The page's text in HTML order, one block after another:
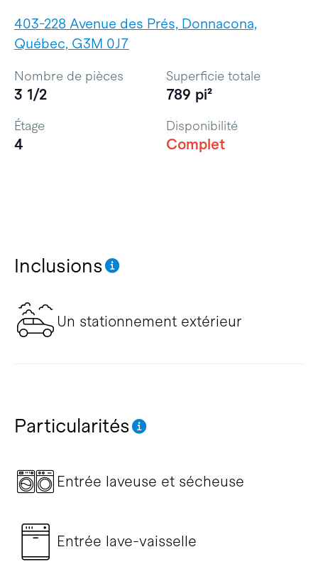
403-228 Avenue des Prés, Donnacona,
Québec, G3M 0J7
Inclusions
Un stationnement extérieur
Particularités
Entrée laveuse et sécheuse
Entrée lave-vaisselle
Nombre de pièces
3 1/2
Superficie totale
789 pi²
Étage
4
Disponibilité
Complet